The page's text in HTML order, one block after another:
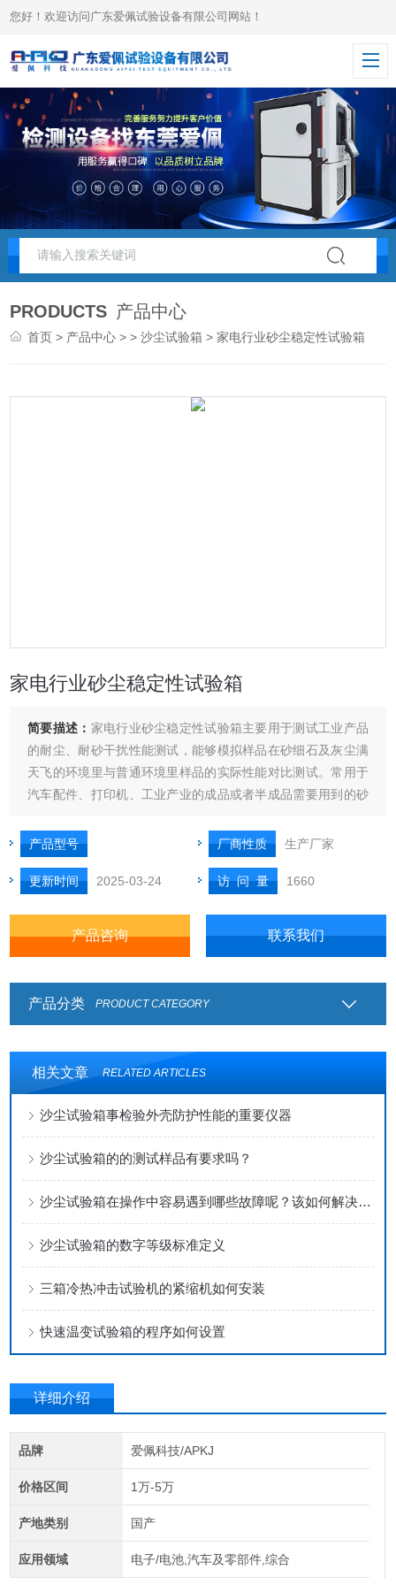
您好！欢迎访问广东爱佩试验设备有限公司网站！
PRODUCTS 产品中心
首页 > 产品中心 > >沙尘试验箱 > 家电行业砂尘稳定性试验箱
家电行业砂尘稳定性试验箱
简要描述： 家电行业砂尘稳定性试验箱主要用于测试工业产品
的耐尘、耐砂干扰性能测试，能够模拟样品在砂细石及灰尘满
天飞的环境里与普通环境里样品的实际性能对比测试。常用于
汽车配件、打印机、工业产业的成品或者半成品需要用到的砂
产品型号
厂商性质 生产厂家
更新时间 2025-03-24 访 问 量 1660
产品咨询 联系我们
产品分类 PRODUCT CATEGORY
相关文章 RELATED ARTICLES
沙尘试验箱事检验外壳防护性能的重要仪器
沙尘试验箱的的测试样品有要求吗？
沙尘试验箱在操作中容易遇到哪些故障呢？该如何解决呢？
沙尘试验箱的数字等级标准定义
三箱冷热冲击试验机的紧缩机如何安装
快速温变试验箱的程序如何设置
详细介绍
品牌 爱佩科技/APKJ
价格区间 1万-5万
产地类别 国产
应用领域 电子/电池,汽车及零部件,综合